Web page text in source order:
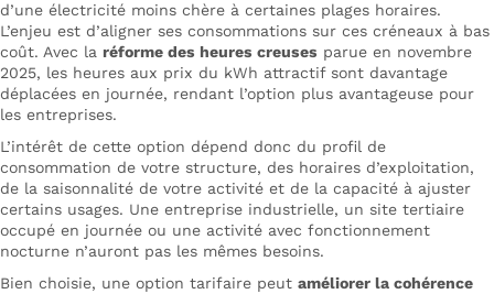
d’une électricité moins chère à certaines plages horaires.
L’enjeu est d’aligner ses consommations sur ces créneaux à bas
coût. Avec la réforme des heures creuses parue en novembre
2025, les heures aux prix du kWh attractif sont davantage
déplacées en journée, rendant l’option plus avantageuse pour
les entreprises.
L’intérêt de cette option dépend donc du profil de
consommation de votre structure, des horaires d’exploitation,
de la saisonnalité de votre activité et de la capacité à ajuster
certains usages. Une entreprise industrielle, un site tertiaire
occupé en journée ou une activité avec fonctionnement
nocturne n’auront pas les mêmes besoins.
Bien choisie, une option tarifaire peut améliorer la cohérence